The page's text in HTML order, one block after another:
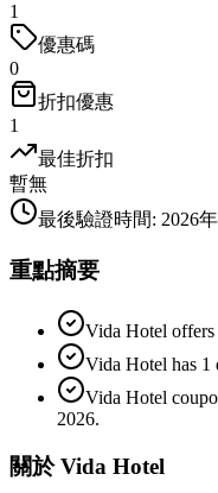
1
優惠碼
0
折扣優惠
1
最佳折扣
暫無
最後驗證時間: 2026
重點摘要
Vida Hotel offers
Vida Hotel has 1
Vida Hotel
2026.
關於 Vida Hotel